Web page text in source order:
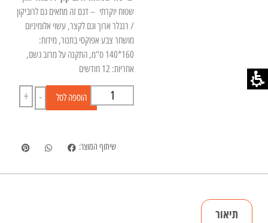
שטוח יוקרתי – דגם זה מתאים גם לרוביקון
/ רנגלר ארוך וגם לקצר, עשוי אלומיניום
מושחר צבע אפוקסי בתנור, מידות:
160*140 ס"מ, התקנה על מרזב גשם,
אחריות: 12 חודשים
-
+ הוספה לסל
שיתוף המוצר:
תיאור